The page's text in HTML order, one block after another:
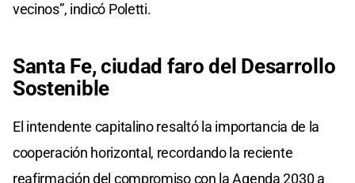
vecinos”, indicó Poletti.
Santa Fe, ciudad faro del Desarrollo
Sostenible
El intendente capitalino resaltó la importancia de la
cooperación horizontal, recordando la reciente
reafirmación del compromiso con la Agenda 2030 a